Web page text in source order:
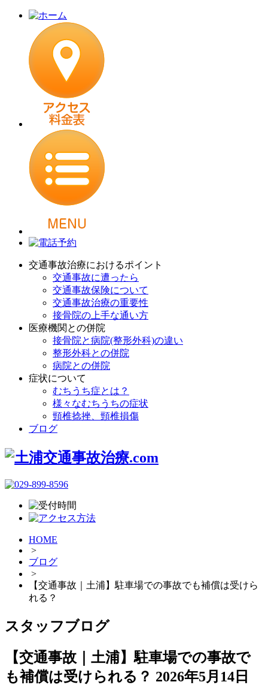
交通事故治療におけるポイント
交通事故に遭ったら
交通事故保険について
交通事故治療の重要性
接骨院の上手な通い方
医療機関との併院
接骨院と病院(整形外科)の違い
整形外科との併院
病院との併院
症状について
むちうち症とは？
様々なむちうちの症状
頸椎捻挫、頸椎損傷
ブログ
HOME
>
ブログ
>
【交通事故｜土浦】駐車場での事故でも補償は受けら
れる？
スタッフブログ
【交通事故｜土浦】駐車場での事故で
も補償は受けられる？ 2026年5月14日